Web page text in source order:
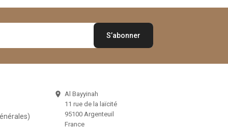
 Al Bayyinah
11 rue de la laïcité
95100 Argenteuil
France